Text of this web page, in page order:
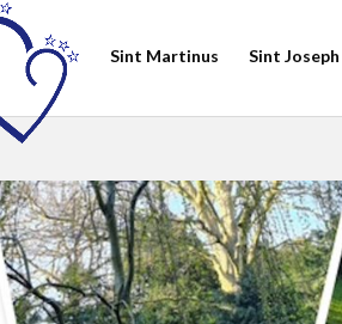
Sint Martinus Sint Joseph